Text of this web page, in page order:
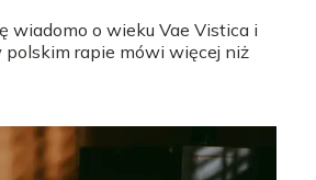
wiadomo o wieku Vae Vistica i
polskim rapie mówi więcej niż